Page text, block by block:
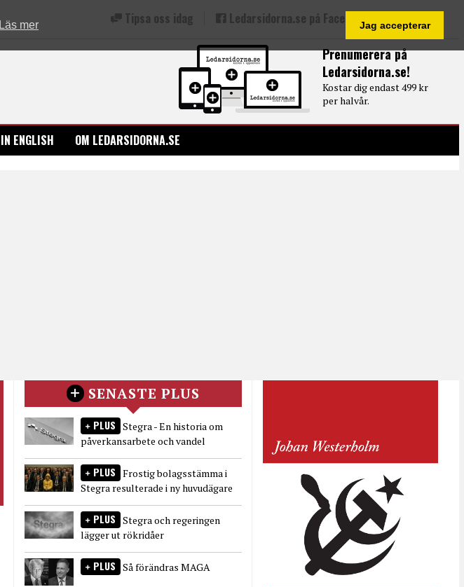
Läs mer Jag accepterar
Prenumerera på
Ledarsidorna.se!
Kostar dig endast 499 kr
per halvår.
Tipsa oss idag Ledarsidorna.se på Facebook
IN ENGLISH OM LEDARSIDORNA.SE
SENASTE PLUS
PLUS Stegra - En historia om
påverkansarbete och vandel
PLUS Frostig bolagsstämma i
Stegra resulterade i ny huvudägare
PLUS Stegra och regeringen
lägger ut rökridåer
PLUS Så förändras MAGA